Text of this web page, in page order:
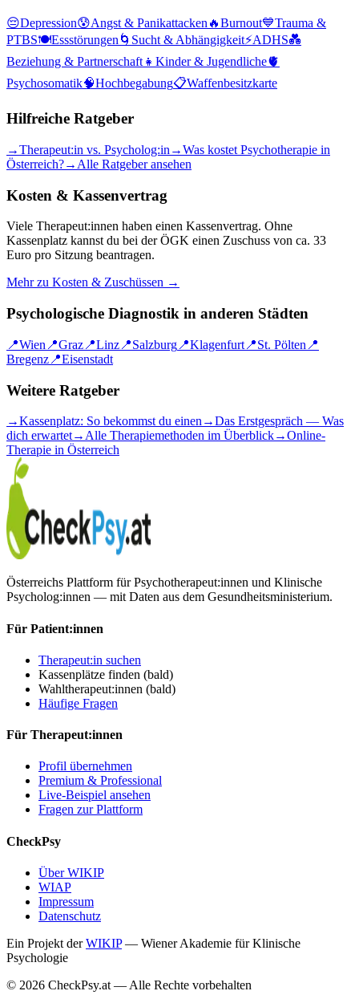
😔Depression😰Angst & Panikattacken 🔥Burnout💙Trauma &
PTBS🍽️Essstörungen 🌀 Sucht & Abhängigkeit⚡ADHS💑
Beziehung & Partnerschaft 👧 Kinder & Jugendliche🫀
Psychosomatik🧠Hochbegabung📋Waffenbesitzkarte
Hilfreiche Ratgeber
→Therapeut:in vs. Psycholog:in →Was kostet Psychotherapie in
Österreich?→ Alle Ratgeber ansehen
Kosten & Kassenvertrag
Viele Therapeut:innen haben einen Kassenvertrag. Ohne
Kassenplatz kannst du bei der ÖGK einen Zuschuss von ca. 33
Euro pro Sitzung beantragen.
Mehr zu Kosten & Zuschüssen →
Psychologische Diagnostik in anderen Städten
📍Wien 📍Graz 📍Linz 📍Salzburg 📍Klagenfurt 📍St. Pölten 📍
Bregenz 📍Eisenstadt
Weitere Ratgeber
→Kassenplatz: So bekommst du einen →Das Erstgespräch — Was
dich erwartet→ Alle Therapiemethoden im Überblick→Online-
Therapie in Österreich
Österreichs Plattform für Psychotherapeut:innen und Klinische
Psycholog:innen — mit Daten aus dem Gesundheitsministerium.
Für Patient:innen
Therapeut:in suchen
Kassenplätze finden (bald)
Wahltherapeut:innen (bald)
Häufige Fragen
Für Therapeut:innen
Profil übernehmen
Premium & Professional
Live-Beispiel ansehen
Fragen zur Plattform
CheckPsy
Über WIKIP
WIAP
Impressum
Datenschutz
Ein Projekt der WIKIP — Wiener Akademie für Klinische
Psychologie
© 2026 CheckPsy.at — Alle Rechte vorbehalten